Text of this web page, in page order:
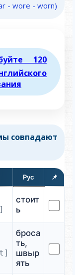
- wore - worn)
120
совпадают
📌
стоит
ь
броса
ть,
швыр
ять